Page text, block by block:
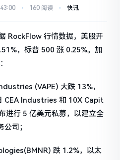
⋅ 160 阅读 ⋅ 快讯
RockFlow 行情数据，美股开
，标普 500 涨 0.25%。加
(VAPE) 大跌 13%，
CEA Industries 和 10X Capit
进行 5 亿美元私募，以建立全
司；
跌 1.2%，以太